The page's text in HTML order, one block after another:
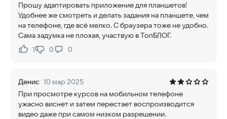
Прошу адаптировать приложение для планшетов!
Удобнее же смотреть и делать задания на планшете, чем
на телефоне, где всё мелко. С браузера тоже не удобно.
Сама задумка не плохая, участвую в ТопБЛОГ.
Нравится:
1Не нравится:
0 0
Денис 10 мар 2025
При просмотре курсов на мобильном телефоне
ужасно виснет и затем перестает воспроизводится
видео даже при самом низком разрешении.